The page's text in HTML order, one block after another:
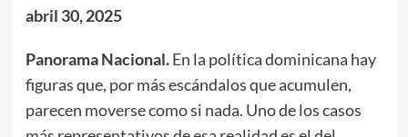
abril 30, 2025
Panorama Nacional.En la política dominicana hay
figuras que, por más escándalos que acumulen,
parecen moverse como si nada. Uno de los casos